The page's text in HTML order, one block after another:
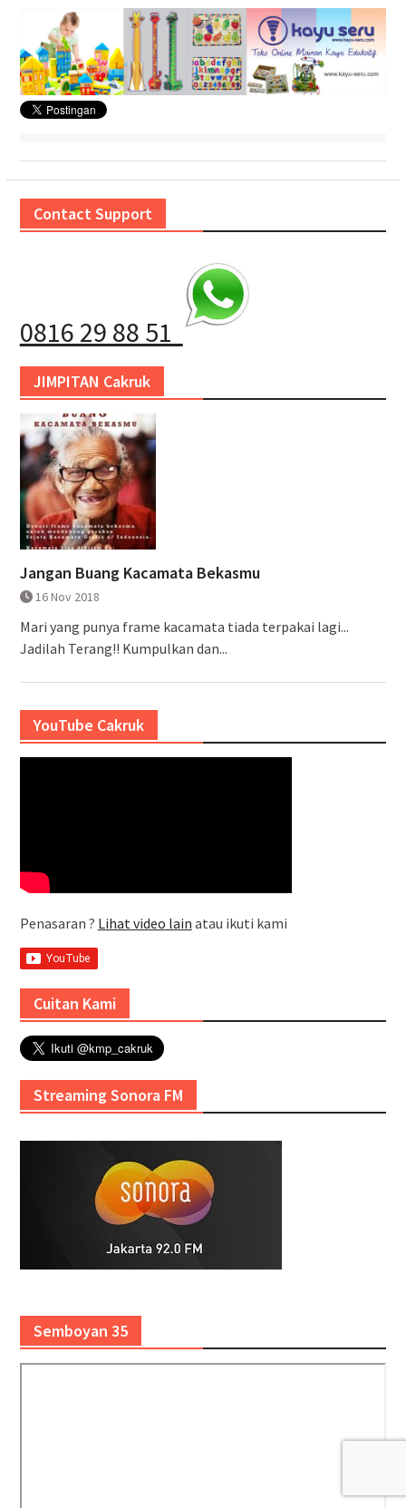
Contact Support
0816 29 88 51
JIMPITAN Cakruk
Jangan Buang Kacamata Bekasmu
16 Nov 2018
Mari yang punya frame kacamata tiada terpakai lagi...
Jadilah Terang!! Kumpulkan dan...
YouTube Cakruk
Penasaran ? Lihat video lain atau ikuti kami
Cuitan Kami
Streaming Sonora FM
Semboyan 35